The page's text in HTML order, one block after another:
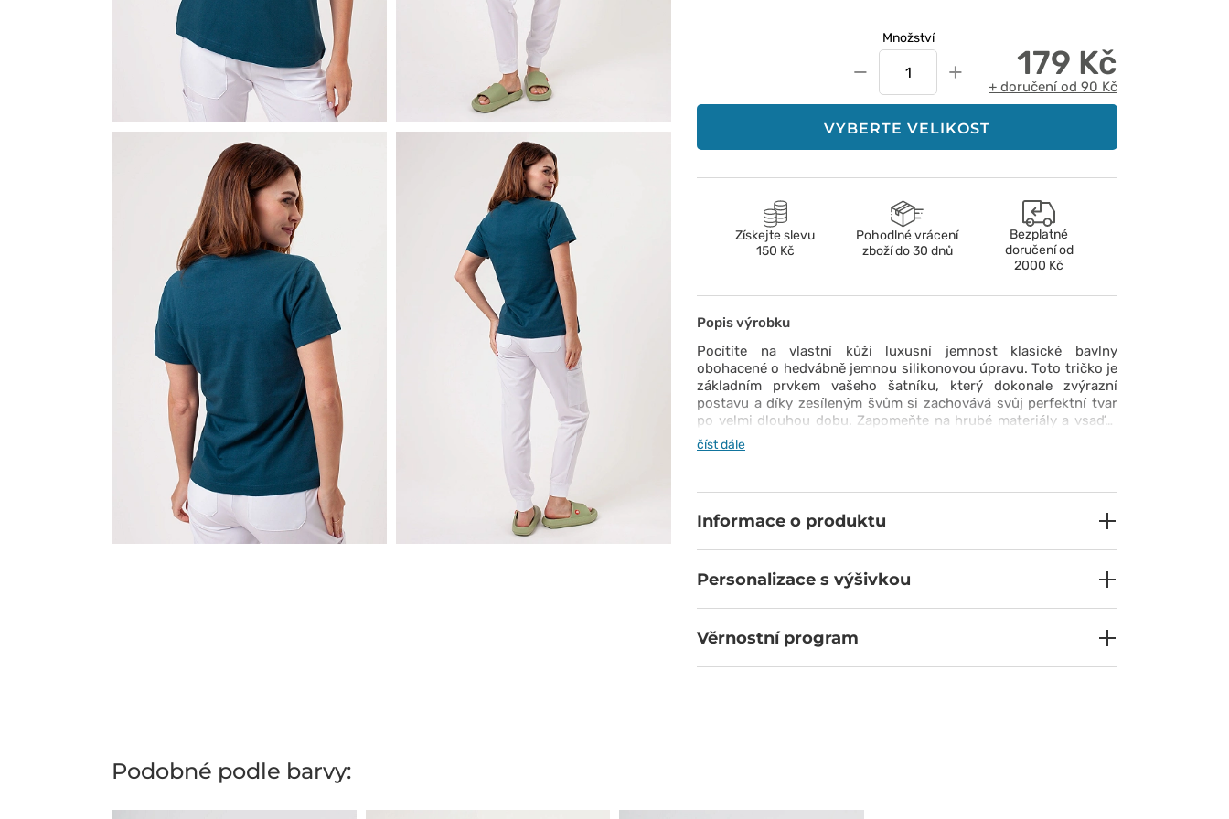
Množství
− + 179 Kč
+ doručení od 90 Kč
VYBERTE VELIKOST
Získejte slevu
150 Kč
Pohodlné vrácení
zboží do 30 dnů
Bezplatné
doručení od
2000 Kč
Popis výrobku
Pocítíte na vlastní kůži luxusní jemnost klasické bavlny
obohacené o hedvábně jemnou silikonovou úpravu. Toto tričko je
základním prvkem vašeho šatníku, který dokonale zvýrazní
postavu a díky zesíleným švům si zachovává svůj perfektní tvar
po velmi dlouhou dobu. Zapomeňte na hrubé materiály a vsaďte
na komfort, který vám dodá sebevědomí v každé situaci. Kvalitu
tohoto trička oceníte již při prvním obléknutí.
číst dále
Informace o produktu
Personalizace s výšivkou
Věrnostní program
Podobné podle barvy: